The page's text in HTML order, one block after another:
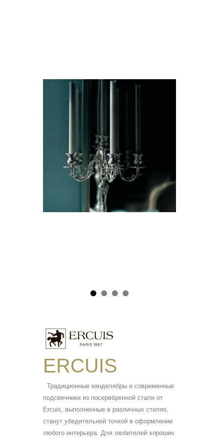
ERCUIS
Традиционные канделябры и современные
подсвечники из посеребренной стали от
Ercuis, выполненные в различных стилях,
станут убедительной точкой в оформлении
любого интерьера. Для любителей хороших